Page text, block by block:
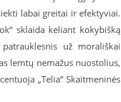
labai greitai ir efektyviai.
sklaida keliant kokybišką
už morališkai
lemtų nemažus nuostolius,
„Telia“ Skaitmeninės